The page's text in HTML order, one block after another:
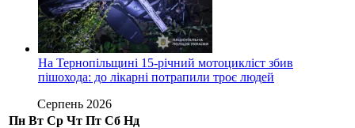
На Тернопільщині 15-річний мотоцикліст збив
пішохода: до лікарні потрапили троє людей
Серпень 2026
Пн Вт Ср Чт Пт Сб Нд